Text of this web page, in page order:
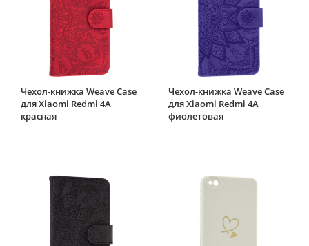
Чехол-книжка Weave Case
для Xiaomi Redmi 4A
красная
Чехол-книжка Weave Case
для Xiaomi Redmi 4A
фиолетовая